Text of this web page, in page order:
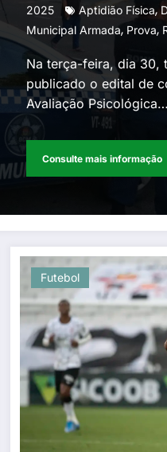
do concurso
Municipal
2025
Aptidião Física,
Municipal Armada, Prova,
Na terça-feira, dia 30,
publicado o edital de
Avaliação Psicológica…
Consulte mais informação
Futebol